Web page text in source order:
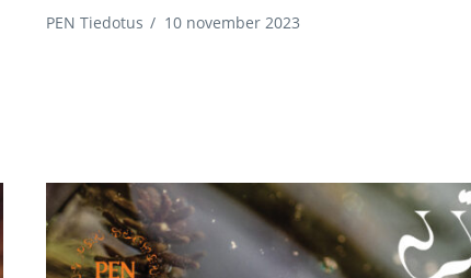
PEN Tiedotus / 10 november 2023